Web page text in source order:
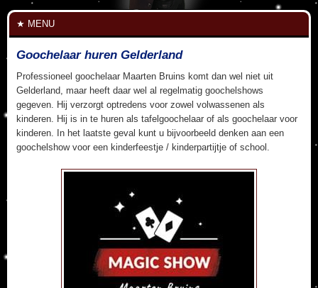
MENU
Goochelaar huren Gelderland
Professioneel goochelaar Maarten Bruins komt dan wel niet uit
Gelderland, maar heeft daar wel al regelmatig goochelshows
gegeven. Hij verzorgt optredens voor zowel volwassenen als
kinderen. Hij is in te huren als tafelgoochelaar of als goochelaar voor
kinderen. In het laatste geval kunt u bijvoorbeeld denken aan een
goochelshow voor een kinderfeestje / kinderpartijtje of school.